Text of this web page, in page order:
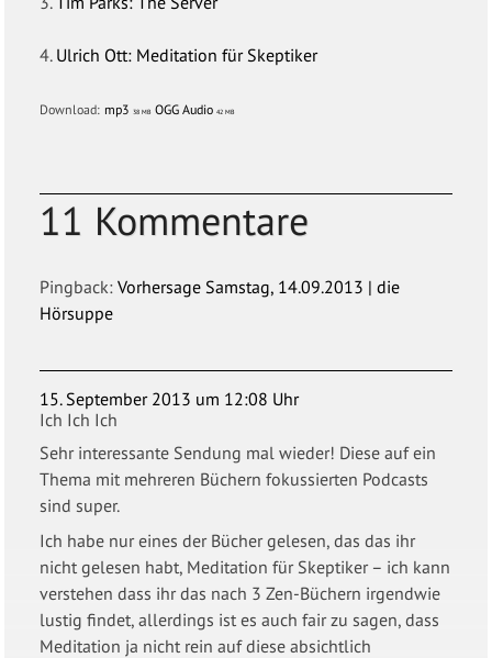
4. Ulrich Ott: Meditation für Skeptiker
Download: mp3 38 MB OGG Audio 42 MB
11 Kommentare
Pingback:Vorhersage Samstag, 14.09.2013 | die
Hörsuppe
15. September 2013 um 12:08 Uhr
Ich Ich Ich
Sehr interessante Sendung mal wieder! Diese auf ein
Thema mit mehreren Büchern fokussierten Podcasts
sind super.
Ich habe nur eines der Bücher gelesen, das das ihr
nicht gelesen habt, Meditation für Skeptiker – ich kann
verstehen dass ihr das nach 3 Zen-Büchern irgendwie
lustig findet, allerdings ist es auch fair zu sagen, dass
Meditation ja nicht rein auf diese absichtlich